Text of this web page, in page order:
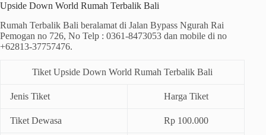
Upside Down World Rumah Terbalik Bali
Rumah Terbalik Bali beralamat di Jalan Bypass Ngurah Rai
Pemogan no 726, No Telp : 0361-8473053 dan mobile di no
+62813-37757476.
Tiket Upside Down World Rumah Terbalik Bali
Jenis Tiket Harga Tiket
Tiket Dewasa Rp 100.000